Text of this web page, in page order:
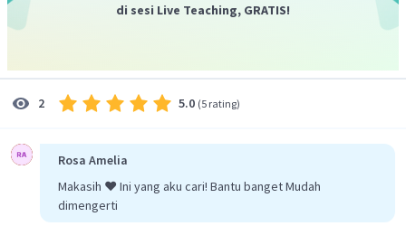
Gaya Lorentz yang ditimbulkan adalah
Jadi, jawaban yang tepat adalah B
di sesi Live Teaching, GRATIS!
2 5.0 (5 rating)
Rosa Amelia
Makasih ❤️ Ini yang aku cari! Bantu banget Mudah
dimengerti